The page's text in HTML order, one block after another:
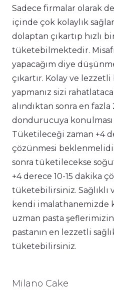
Sadece firmalar olarak
içinde çok kolaylık
dolaptan çıkartıp hızlı
tüketebilmektedir.
yapacağım diye
çıkartır. Kolay ve
yapmanız sizi
alındıktan sonra en
dondurucuya
Tüketileceği zaman +4
çözünmesi
sonra tüketilecekse
+4 derece 10-15 dakika
tüketebilirsiniz. Sağlıklı
kendi imalathanemizde
uzman pasta
pastanın en lezzetli
tüketebilirsiniz.
Milano Cake